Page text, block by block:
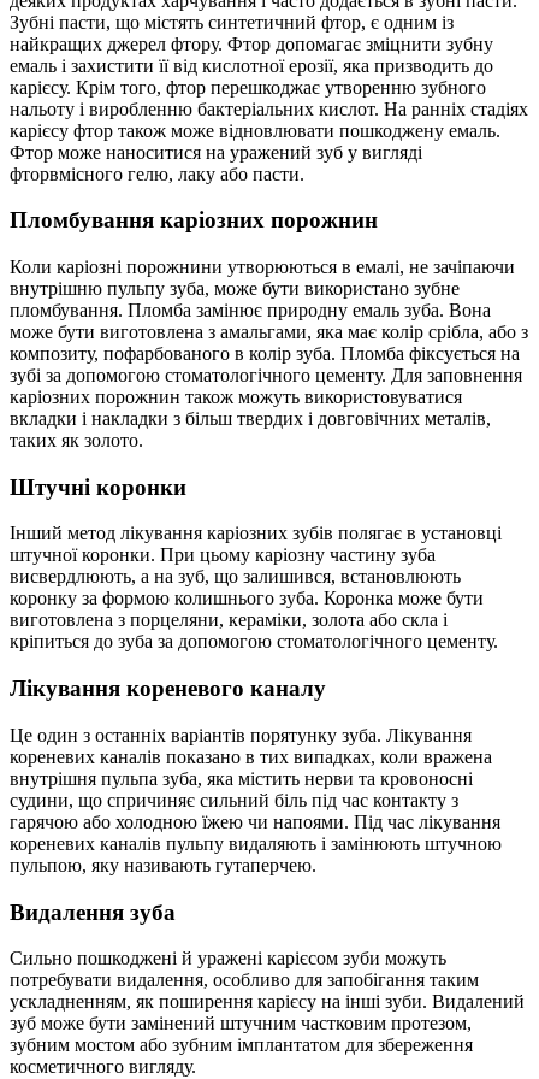
Зубні пасти, що містять синтетичний фтор, є одним із
найкращих джерел фтору. Фтор допомагає зміцнити зубну
емаль і захистити її від кислотної ерозії, яка призводить до
карієсу. Крім того, фтор перешкоджає утворенню зубного
нальоту і виробленню бактеріальних кислот. На ранніх стадіях
карієсу фтор також може відновлювати пошкоджену емаль.
Фтор може наноситися на уражений зуб у вигляді
фторвмісного гелю, лаку або пасти.
Пломбування каріозних порожнин
Коли каріозні порожнини утворюються в емалі, не зачіпаючи
внутрішню пульпу зуба, може бути використано зубне
пломбування. Пломба замінює природну емаль зуба. Вона
може бути виготовлена з амальгами, яка має колір срібла, або з
композиту, пофарбованого в колір зуба. Пломба фіксується на
зубі за допомогою стоматологічного цементу. Для заповнення
каріозних порожнин також можуть використовуватися
вкладки і накладки з більш твердих і довговічних металів,
таких як золото.
Штучні коронки
Інший метод лікування каріозних зубів полягає в установці
штучної коронки. При цьому каріозну частину зуба
висвердлюють, а на зуб, що залишився, встановлюють
коронку за формою колишнього зуба. Коронка може бути
виготовлена з порцеляни, кераміки, золота або скла і
кріпиться до зуба за допомогою стоматологічного цементу.
Лікування кореневого каналу
Це один з останніх варіантів порятунку зуба. Лікування
кореневих каналів показано в тих випадках, коли вражена
внутрішня пульпа зуба, яка містить нерви та кровоносні
судини, що спричиняє сильний біль під час контакту з
гарячою або холодною їжею чи напоями. Під час лікування
кореневих каналів пульпу видаляють і замінюють штучною
пульпою, яку називають гутаперчею.
Видалення зуба
Сильно пошкоджені й уражені карієсом зуби можуть
потребувати видалення, особливо для запобігання таким
ускладненням, як поширення карієсу на інші зуби. Видалений
зуб може бути замінений штучним частковим протезом,
зубним мостом або зубним імплантатом для збереження
косметичного вигляду.